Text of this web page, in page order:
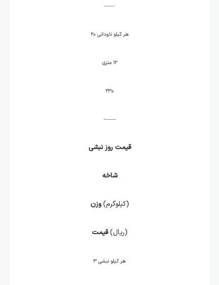
——
هر کیلو ناودانی ۲۰
۱۲ متری
۲۳۰
——-
قیمت روز نبشی
شاخه
(کیلوگرم)وزن
(ریال)قیمت
هر کیلو نبشی ۳